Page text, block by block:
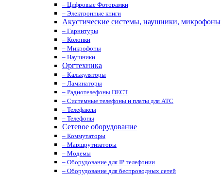
– Цифровые Фоторамки
– Электронные книги
Акустические системы, наушники, микрофоны
– Гарнитуры
– Колонки
– Микрофоны
– Наушники
Оргтехника
– Калькуляторы
– Ламинаторы
– Радиотелефоны DECT
– Системные телефоны и платы для АТС
– Телефаксы
– Телефоны
Сетевое оборудование
– Коммутаторы
– Маршрутизаторы
– Модемы
– Оборудование для IP телефонии
– Оборудование для беспроводных сетей